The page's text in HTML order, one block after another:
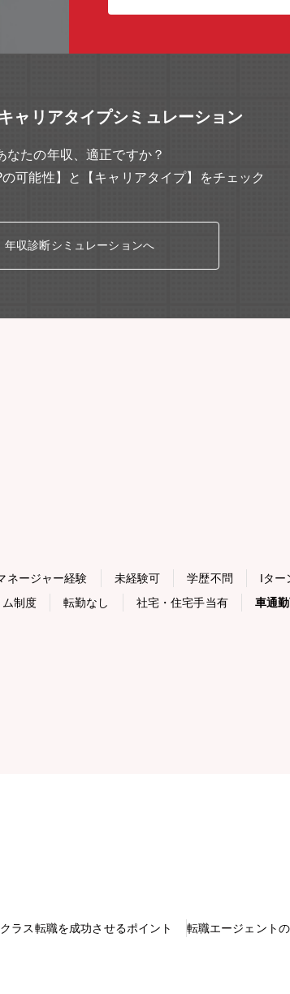
ャリアタイプシミュレーション
なたの年収、適正ですか？
可能性】と【キャリアタイプ】をチェック
年収診断シミュレーションへ
ネージャー経験 未経験可 学歴不問 Iター
制度 転勤なし 社宅・住宅手当有 車通
ラス転職を成功させるポイント 転職エージェント